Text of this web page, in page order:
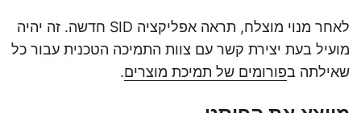
לאחר מנוי מוצלח, תראה אפליקציה SID חדשה. זה יהיה
מועיל בעת יצירת קשר עם צוות התמיכה הטכנית עבור כל
שאילתה ב פורומים של תמיכת מוצרים.